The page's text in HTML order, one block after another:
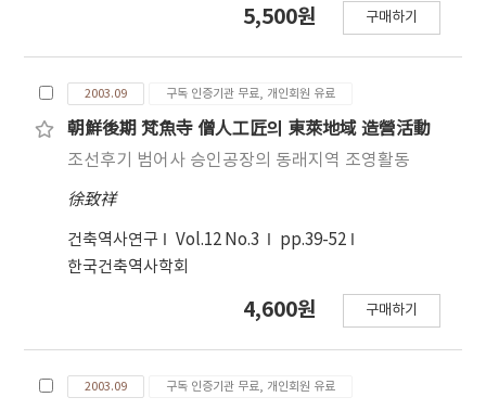
5,500원 구매하기
2003.09 구독 인증기관 무료, 개인회원 유료
朝鮮後期 梵魚寺 僧人工匠의 東萊地域 造營活動
조선후기 범어사 승인공장의 동래지역 조영활동
徐致祥
건축역사연구 Vol.12 No.3
pp.39-52
한국건축역사학회
4,600원 구매하기
2003.09 구독 인증기관 무료, 개인회원 유료